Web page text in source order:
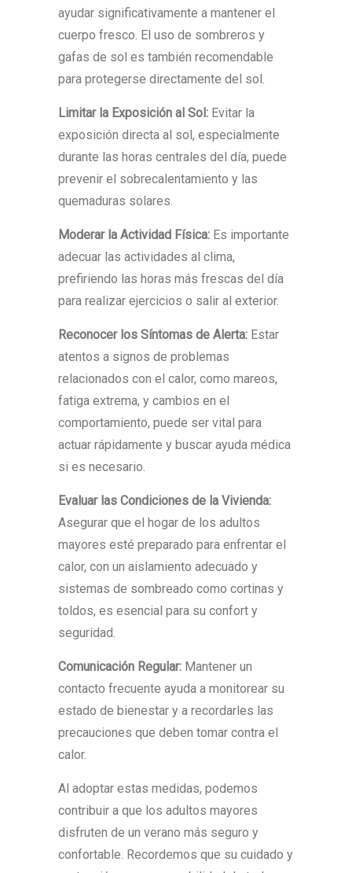
ayudar significativamente a mantener el
cuerpo fresco. El uso de sombreros y
gafas de sol es también recomendable
para protegerse directamente del sol.
Limitar la Exposición al Sol: Evitar la
exposición directa al sol, especialmente
durante las horas centrales del día, puede
prevenir el sobrecalentamiento y las
quemaduras solares.
Moderar la Actividad Física: Es importante
adecuar las actividades al clima,
prefiriendo las horas más frescas del día
para realizar ejercicios o salir al exterior.
Reconocer los Síntomas de Alerta: Estar
atentos a signos de problemas
relacionados con el calor, como mareos,
fatiga extrema, y cambios en el
comportamiento, puede ser vital para
actuar rápidamente y buscar ayuda médica
si es necesario.
Evaluar las Condiciones de la Vivienda:
Asegurar que el hogar de los adultos
mayores esté preparado para enfrentar el
calor, con un aislamiento adecuado y
sistemas de sombreado como cortinas y
toldos, es esencial para su confort y
seguridad.
Comunicación Regular: Mantener un
contacto frecuente ayuda a monitorear su
estado de bienestar y a recordarles las
precauciones que deben tomar contra el
calor.
Al adoptar estas medidas, podemos
contribuir a que los adultos mayores
disfruten de un verano más seguro y
confortable. Recordemos que su cuidado y